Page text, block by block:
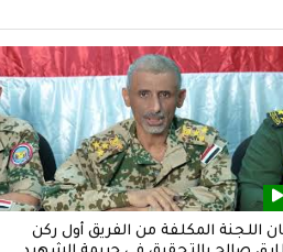
اللجنة المكلفة من الفريق أول ركن